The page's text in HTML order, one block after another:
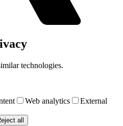
technologies.
Web analytics
External
all